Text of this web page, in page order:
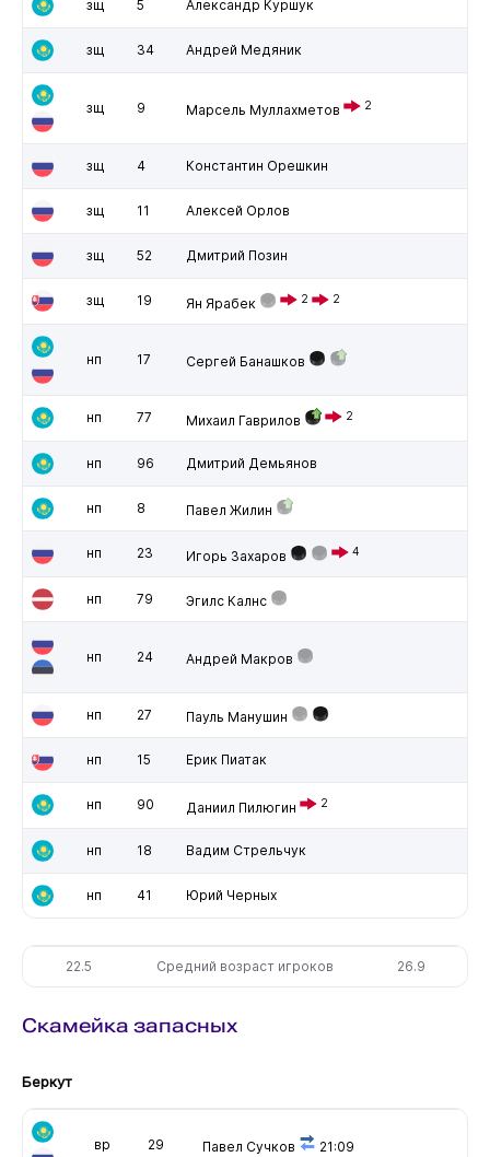
зщ 5 Александр Куршук
зщ 34 Андрей Медяник
зщ 9 Марсель Муллахметов 2
зщ 4 Константин Орешкин
зщ 11 Алексей Орлов
зщ 52 Дмитрий Позин
зщ 19 Ян Ярабек 2 2
нп 17 Сергей Банашков
нп 77 Михаил Гаврилов 2
нп 96 Дмитрий Демьянов
нп 8 Павел Жилин
нп 23 Игорь Захаров 4
нп 79 Эгилс Калнс
нп 24 Андрей Макров
нп 27 Пауль Манушин
нп 15 Ерик Пиатак
нп 90 Даниил Пилюгин 2
нп 18 Вадим Стрельчук
нп 41 Юрий Черных
22.5 Средний возраст игроков 26.9
Скамейка запасных
Беркут
вр 29 Павел Сучков 21:09